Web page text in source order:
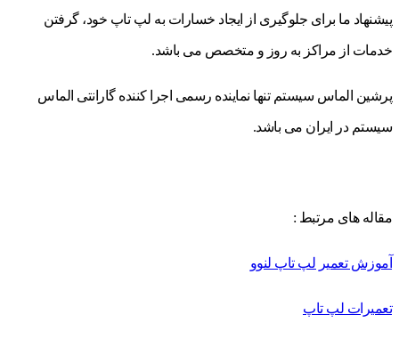
پیشنهاد ما برای جلوگیری از ایجاد خسارات به لپ تاپ خود، گرفتن
خدمات از مراکز به روز و متخصص می باشد.
پرشین الماس سیستم تنها نماینده رسمی اجرا کننده گارانتی الماس
سیستم در ایران می باشد.
مقاله های مرتبط :
آموزش تعمیر لپ تاپ لنوو
تعمیرات لپ تاپ